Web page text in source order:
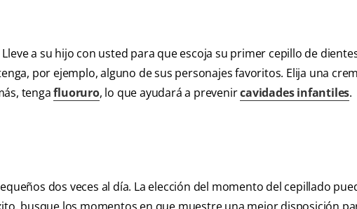
a su hijo con usted para que escoja su primer cepillo de
por ejemplo, alguno de sus personajes favoritos. Elija una
tengafluoruro, lo que ayudará a prevenircavidades infantiles.
dos veces al día. La elección del momento del cepillado